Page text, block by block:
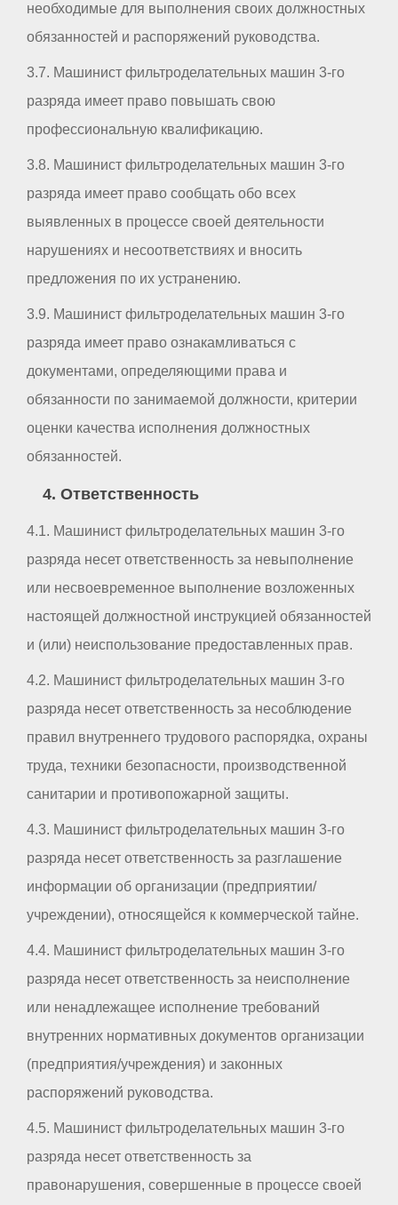
необходимые для выполнения своих должностных
обязанностей и распоряжений руководства.
3.7. Машинист фильтроделательных машин 3-го
разряда имеет право повышать свою
профессиональную квалификацию.
3.8. Машинист фильтроделательных машин 3-го
разряда имеет право сообщать обо всех
выявленных в процессе своей деятельности
нарушениях и несоответствиях и вносить
предложения по их устранению.
3.9. Машинист фильтроделательных машин 3-го
разряда имеет право ознакамливаться с
документами, определяющими права и
обязанности по занимаемой должности, критерии
оценки качества исполнения должностных
обязанностей.
4. Ответственность
4.1. Машинист фильтроделательных машин 3-го
разряда несет ответственность за невыполнение
или несвоевременное выполнение возложенных
настоящей должностной инструкцией обязанностей
и (или) неиспользование предоставленных прав.
4.2. Машинист фильтроделательных машин 3-го
разряда несет ответственность за несоблюдение
правил внутреннего трудового распорядка, охраны
труда, техники безопасности, производственной
санитарии и противопожарной защиты.
4.3. Машинист фильтроделательных машин 3-го
разряда несет ответственность за разглашение
информации об организации (предприятии/
учреждении), относящейся к коммерческой тайне.
4.4. Машинист фильтроделательных машин 3-го
разряда несет ответственность за неисполнение
или ненадлежащее исполнение требований
внутренних нормативных документов организации
(предприятия/учреждения) и законных
распоряжений руководства.
4.5. Машинист фильтроделательных машин 3-го
разряда несет ответственность за
правонарушения, совершенные в процессе своей